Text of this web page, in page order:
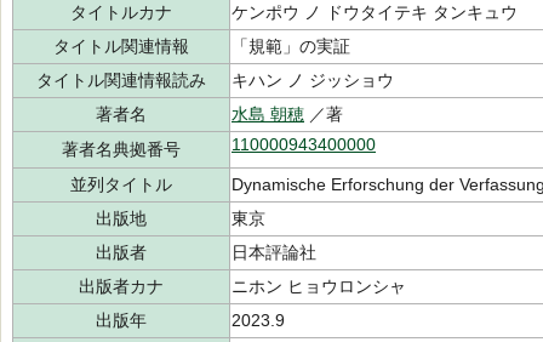
タイトルカナ
ケンポウ ノ ドウタイテキ タンキュウ
タイトル関連情報
「規範」の実証
タイトル関連情報読み
キハン ノ ジッショウ
著者名
水島 朝穂 ／著
著者名典拠番号
110000943400000
並列タイトル
Dynamische Erforschung der
出版地
東京
出版者
日本評論社
出版者カナ
ニホン ヒョウロンシャ
出版年
2023.9